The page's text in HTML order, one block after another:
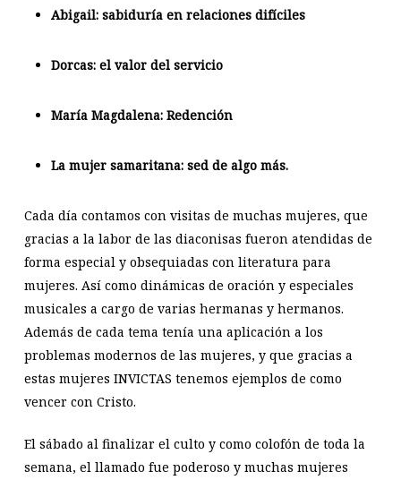
Abigail: sabiduría en relaciones difíciles
Dorcas: el valor del servicio
María Magdalena: Redención
La mujer samaritana: sed de algo más.
Cada día contamos con visitas de muchas mujeres, que
gracias a la labor de las diaconisas fueron atendidas de
forma especial y obsequiadas con literatura para
mujeres. Así como dinámicas de oración y especiales
musicales a cargo de varias hermanas y hermanos.
Además de cada tema tenía una aplicación a los
problemas modernos de las mujeres, y que gracias a
estas mujeres INVICTAS tenemos ejemplos de como
vencer con Cristo.
El sábado al finalizar el culto y como colofón de toda la
semana, el llamado fue poderoso y muchas mujeres